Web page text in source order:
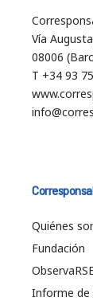
Vía
08006
T +34 93
Quiénes
Fundación
Informe de